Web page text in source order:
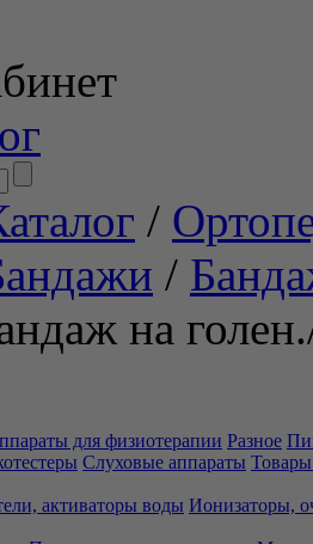
/
/
на
для физиотерапии Разное
Слуховые аппараты Товары
активаторы воды Ионизаторы,